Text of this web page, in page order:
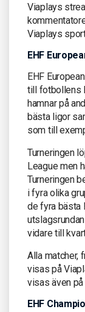
Viaplays
Viaplays
EHF
EHF
till fotbollens
hamnar på
bästa ligor
som till
Turneringen
League men
Turneringen
i fyra olika
de fyra bästa
vidare till
Alla matcher,
visas på
visas även
EHF